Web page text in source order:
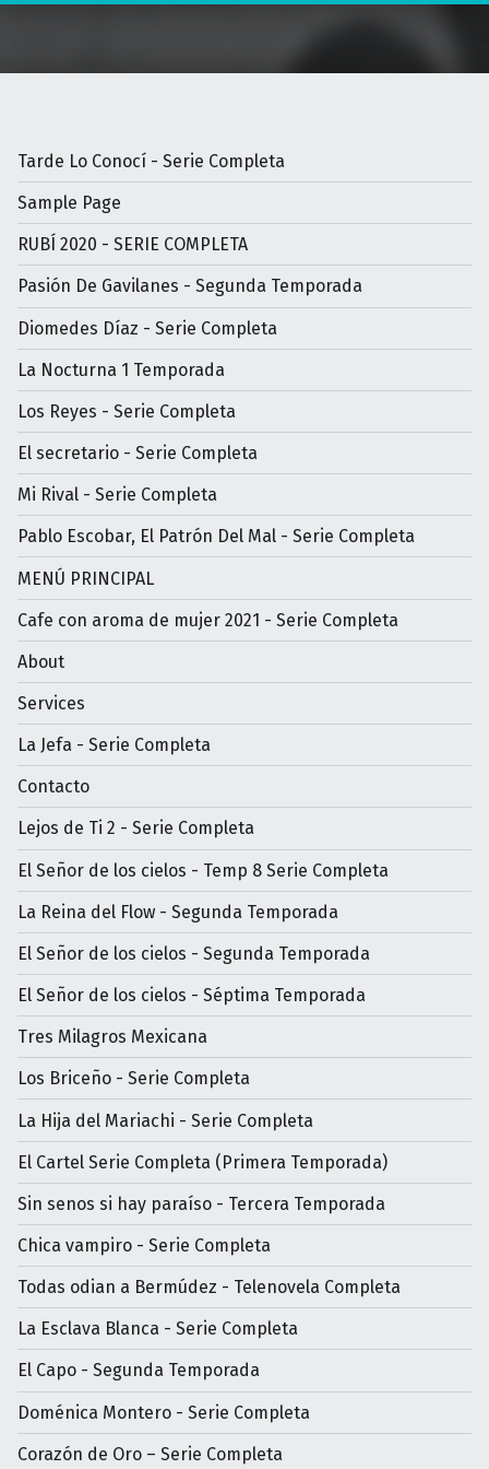
Tarde Lo Conocí - Serie Completa
Sample Page
RUBÍ 2020 - SERIE COMPLETA
Pasión De Gavilanes - Segunda Temporada
Diomedes Díaz - Serie Completa
La Nocturna 1 Temporada
Los Reyes - Serie Completa
El secretario - Serie Completa
Mi Rival - Serie Completa
Pablo Escobar, El Patrón Del Mal - Serie Completa
MENÚ PRINCIPAL
Cafe con aroma de mujer 2021 - Serie Completa
About
Services
La Jefa - Serie Completa
Contacto
Lejos de Ti 2 - Serie Completa
El Señor de los cielos - Temp 8 Serie Completa
La Reina del Flow - Segunda Temporada
El Señor de los cielos - Segunda Temporada
El Señor de los cielos - Séptima Temporada
Tres Milagros Mexicana
Los Briceño - Serie Completa
La Hija del Mariachi - Serie Completa
El Cartel Serie Completa (Primera Temporada)
Sin senos si hay paraíso - Tercera Temporada
Chica vampiro - Serie Completa
Todas odian a Bermúdez - Telenovela Completa
La Esclava Blanca - Serie Completa
El Capo - Segunda Temporada
Doménica Montero - Serie Completa
Corazón de Oro – Serie Completa